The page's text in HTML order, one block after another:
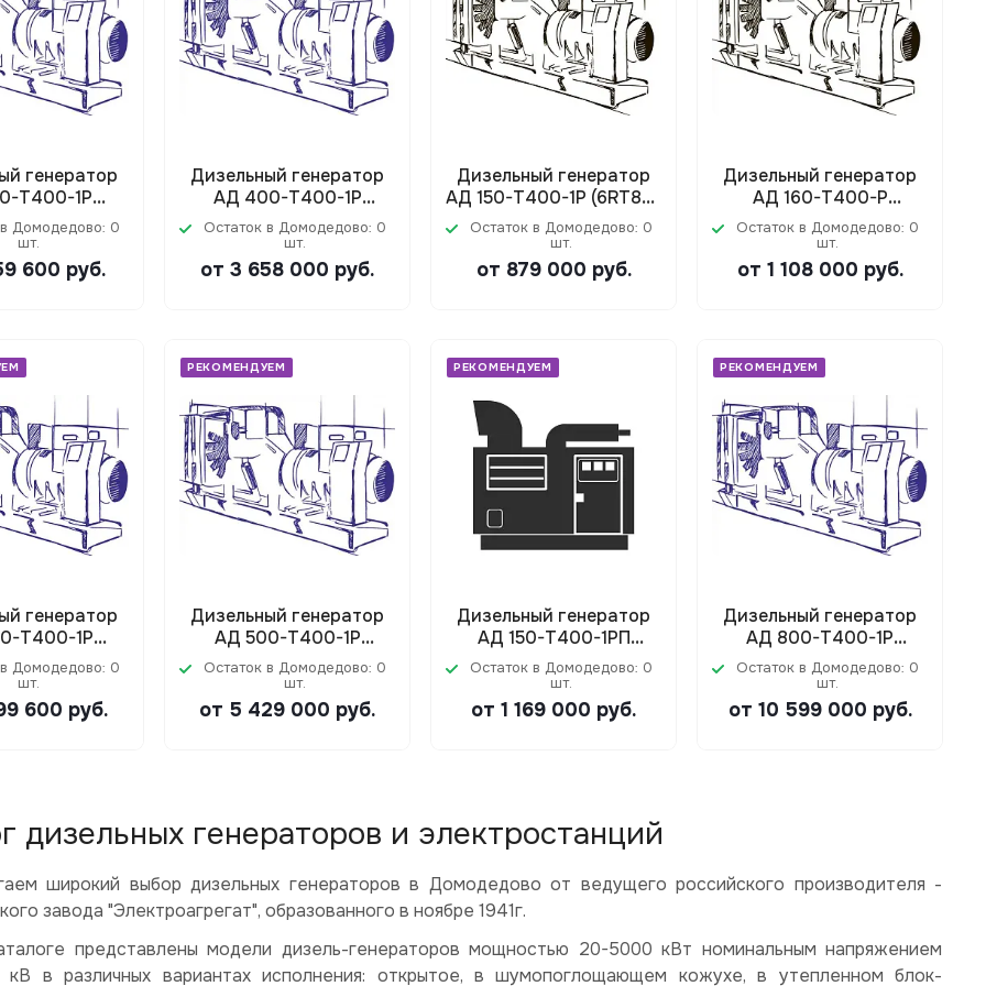
дизельных генераторов и электростанций
широкий выбор дизельных генераторов в Домодедово от ведущего российского производителя -
завода "Электроагрегат", образованного в ноябре 1941г.
представлены модели дизель-генераторов мощностью 20-5000 кВт номинальным напряжением
кВ в различных вариантах исполнения: открытое, в шумопоглощающем кожухе, в утепленном блок-
генератор
Т400-1Р
Домодедово: 0
шт.
600 руб.
генератор
Т400-1Р
Домодедово: 0
шт.
600 руб.
Дизельный генератор
АД 400-Т400-1Р
(Doosan)
Остаток в Домодедово: 0
шт.
от 3 658 000 руб.
РЕКОМЕНДУЕМ
Дизельный генератор
АД 500-Т400-1Р
(Doosan)
Остаток в Домодедово: 0
шт.
от 5 429 000 руб.
Дизельный генератор
АД 150-Т400-1Р (6RT80-
176DE)
Остаток в Домодедово: 0
шт.
от 879 000 руб.
РЕКОМЕНДУЕМ
Дизельный генератор
АД 150-Т400-1РП
(6RT80-176DE) в
кожухе/под капотом
Остаток в Домодедово: 0
шт.
от 1 169 000 руб.
Дизельный генератор
АД 160-Т400-Р
(D610D200A)
Остаток в Домодедово: 0
шт.
от 1 108 000 руб.
РЕКОМЕНДУЕМ
Дизельный генератор
АД 800-Т400-1Р
(Cummins KTA38-G5)
Остаток в Домодедово: 0
шт.
от 10 599 000 руб.